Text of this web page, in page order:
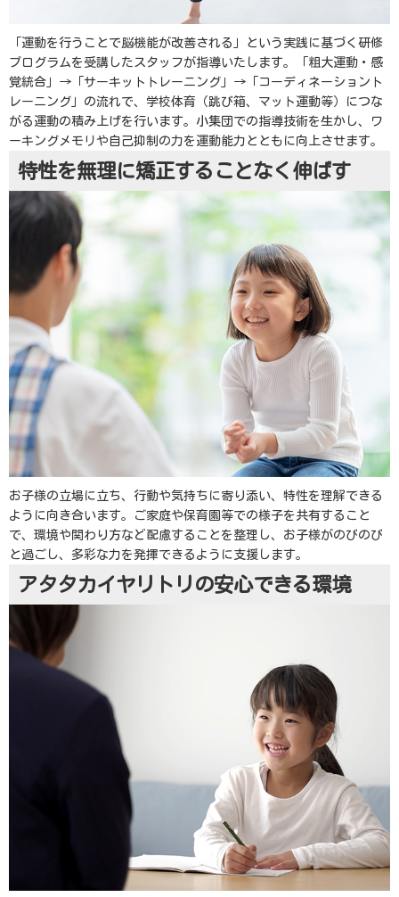
「運動を行うことで脳機能が改善される」という実践に基づく研修
プログラムを受講したスタッフが指導いたします。「粗大運動・感
覚統合」→「サーキットトレーニング」→「コーディネーショント
レーニング」の流れで、学校体育（跳び箱、マット運動等）につな
がる運動の積み上げを行います。小集団での指導技術を生かし、ワ
ーキングメモリや自己抑制の力を運動能力とともに向上させます。
特性を無理に矯正することなく伸ばす
お子様の立場に立ち、行動や気持ちに寄り添い、特性を理解できる
ように向き合います。ご家庭や保育園等での様子を共有すること
で、環境や関わり方など配慮することを整理し、お子様がのびのび
と過ごし、多彩な力を発揮できるように支援します。
アタタカイヤリトリの安心できる環境